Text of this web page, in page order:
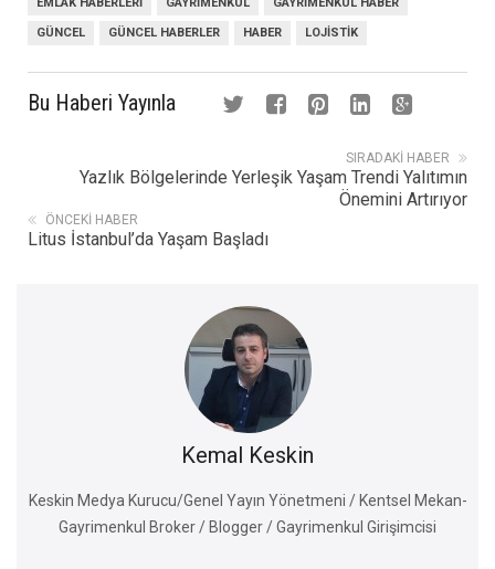
GÜNCEL GÜNCEL HABERLER HABER LOJISTIK
Bu Haberi Yayınla
SIRADAKI HABER
Yazlık Bölgelerinde Yerleşik Yaşam Trendi Yalıtımın
Önemini Artırıyor
ÖNCEKI HABER
Litus İstanbul’da Yaşam Başladı
Kemal Keskin
Keskin Medya Kurucu/Genel Yayın Yönetmeni / Kentsel Mekan-
Gayrimenkul Broker / Blogger / Gayrimenkul Girişimcisi